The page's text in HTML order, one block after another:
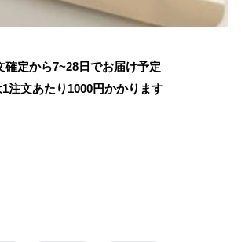
確定から7~28日でお届け予定
注文あたり 1000円かかります